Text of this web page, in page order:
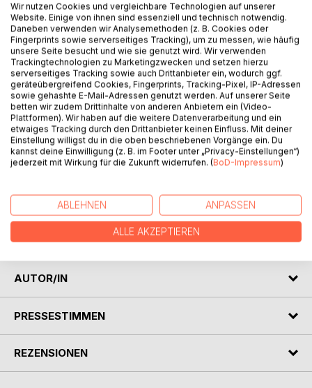
Zwei Herzen. Ein Geheimnis. Und eine Wahrheit, die alles
verändert.
Helen Noxton hat es geschafft. Mit achtundzwanzig Jahren
führt sie ihr eigenes Beautyimperium und steht an der
Erfolgsspitze ihrer Karriere. Ihr verträumtes Kleinstadtleben
in der Nähe von London könnte nicht besser laufen. Doch
ausgerechnet dann kreuzt der Neuankömmling der Stadt
ihre Wege - der arrogante und unnahbare Dermatologe Dr.
Marc White. Er ist es gewohnt, keine Kompromisse
einzugehen, und sorgt schnell für reichlich Ärger in Helens
bringt einen Stein ins Rollen, durch den sie von ihrer
Vergangenheit eingeholt wird, und schon bald steht sie
einer Wahrheit gegenüber, die alles bisher Geglaubte in den
Schatten stellt.
AUTOR/IN
PRESSESTIMMEN
REZENSIONEN
Wir nutzen Cookies und vergleichbare Technologien auf unserer
Website. Einige von ihnen sind essenziell und technisch notwendig.
Daneben verwenden wir Analysemethoden (z. B. Cookies oder
Fingerprints sowie serverseitiges Tracking), um zu messen, wie häufig
unsere Seite besucht und wie sie genutzt wird. Wir verwenden
Trackingtechnologien zu Marketingzwecken und setzen hierzu
serverseitiges Tracking sowie auch Drittanbieter ein, wodurch ggf.
geräteübergreifend Cookies, Fingerprints, Tracking-Pixel, IP-Adressen
sowie gehashte E-Mail-Adressen genutzt werden. Auf unserer Seite
betten wir zudem Drittinhalte von anderen Anbietern ein (Video-
Plattformen). Wir haben auf die weitere Datenverarbeitung und ein
etwaiges Tracking durch den Drittanbieter keinen Einfluss. Mit deiner
Einstellung willigst du in die oben beschriebenen Vorgänge ein. Du
kannst deine Einwilligung (z. B. im Footer unter „Privacy-Einstellungen“)
jederzeit mit Wirkung für die Zukunft widerrufen. (BoD-Impressum)
ABLEHNEN ANPASSEN
ALLE AKZEPTIEREN